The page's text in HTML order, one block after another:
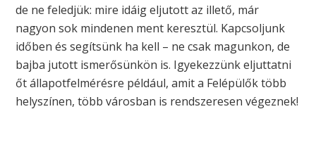
de ne feledjük: mire idáig eljutott az illető, már
nagyon sok mindenen ment keresztül. Kapcsoljunk
időben és segítsünk ha kell – ne csak magunkon, de
bajba jutott ismerősünkön is. Igyekezzünk eljuttatni
őt állapotfelmérésre például, amit a Felépülők több
helyszínen, több városban is rendszeresen végeznek!